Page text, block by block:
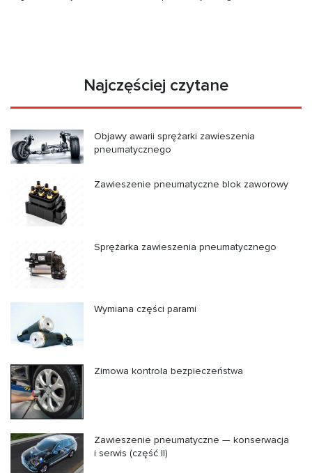
Najczęściej czytane
Objawy awarii sprężarki zawieszenia
pneumatycznego
Zawieszenie pneumatyczne blok zaworowy
Sprężarka zawieszenia pneumatycznego
Wymiana części parami
Zimowa kontrola bezpieczeństwa
Zawieszenie pneumatyczne — konserwacja
i serwis (część II)